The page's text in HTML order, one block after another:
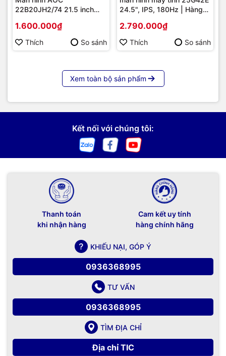
22B20JH2/74 21.5 inch
Hình ảnh Sắc Nét, Chuyển
Động Mượt Mà
1.600.000₫
Thích So sánh
24.5", IPS, 180Hz | Hàng
2.790.000₫
Thích So sánh
Xem toàn bộ sản phẩm
Kết nối với chúng tôi:
Thanh toán
khi nhận hàng
Cam kết uy tính
hàng chính hãng
KHIẾU NẠI, GÓP Ý
0936368995
TƯ VẤN
0936368995
TÌM ĐỊA CHỈ
Địa chỉ TIC